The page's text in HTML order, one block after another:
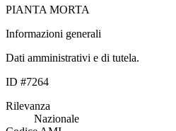
PIANTA MORTA
Informazioni generali
Dati amministrativi e di tutela.
ID #7264
Rilevanza
Nazionale